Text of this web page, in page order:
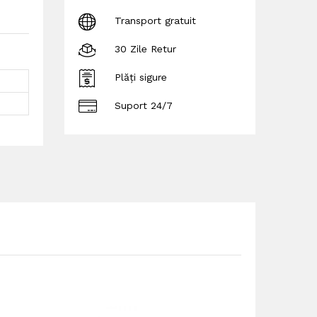
Transport gratuit
30 Zile Retur
Plăți sigure
Suport 24/7